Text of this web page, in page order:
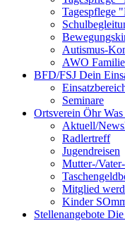
Tagespflege
Autismus-
AWO
BFD/FSJ Dein
Seminare
Ortsverein Öhr
Aktuell/
Radlertreff
Jugendreisen
Mutter-/
Mitglied
Kinder
Stellenangebote Die